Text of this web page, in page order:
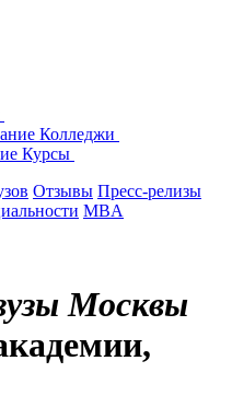
Колледжи
Курсы
Отзывы Пресс-релизы
MBA
Москвы